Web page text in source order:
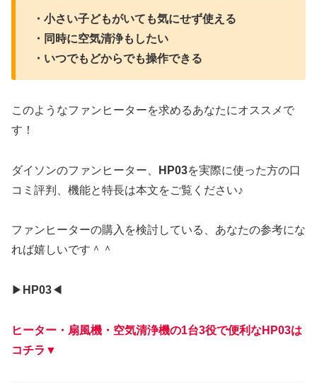
・小さい子どもがいても気にせず使える
・同時に空気清浄もしたい
・いつでもどからでも操作できる
このようなファンヒーターを求めるあなたにオススメで
す！
ダイソンのファンヒーター、 HP03を実際に使った方の口
コミ評判、機能と特長は本文をご覧ください♪
ファンヒーターの購入を検討している、あなたの参考にな
れば嬉しいです＾＾
▶︎ HP03◀︎
ヒーター・扇風機・空気清浄機の1台3役で便利なHP03は
コチラ▼